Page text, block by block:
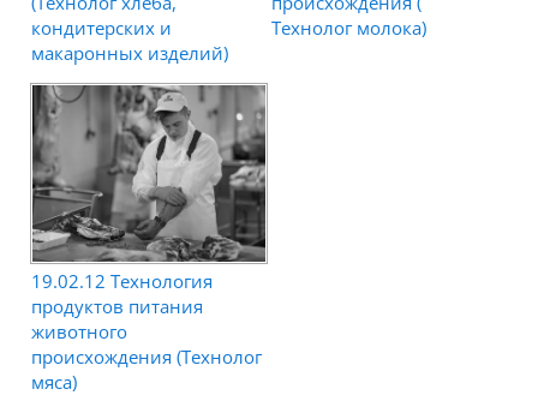
кондитерских и
макаронных изделий)
Технолог молока)
19.02.12 Технология
продуктов питания
животного
происхождения (Технолог
мяса)